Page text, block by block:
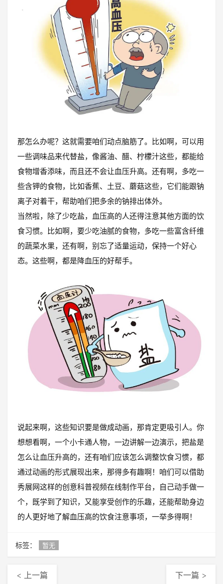
那怎么办呢？这就需要咱们动点脑筋了。比如啊，可以用
一些调味品来代替盐，像酱油、醋、柠檬汁这些，都能给
食物增香添味，而且还不会让血压升高。还有啊，多吃一
些含钾的食物，比如香蕉、土豆、蘑菇这些，它们能跟钠
离子对着干，帮助咱们把多余的钠排出体外。
当然啦，除了少吃盐，血压高的人还得注意其他方面的饮
食习惯。比如啊，要少吃油腻的食物，多吃一些富含纤维
的蔬菜水果，还有啊，别忘了适量运动，保持一个好心
态。这些啊，都是降血压的好帮手。
说起来啊，这些知识要是做成动画，那肯定更吸引人。你
想想看啊，一个小卡通人物，一边讲解一边演示，把盐是
怎么让血压升高的，还有咱们应该怎么调整饮食习惯，都
通过动画的形式展现出来，那得多有趣啊！咱们可以借助
秀展网这样的创意科普视频在线制作平台，自己动手做一
个，既学到了知识，又能享受创作的乐趣，还能帮助身边
的人更好地了解血压高的饮食注意事项，一举多得啊！
标签： 暂无
< 上一篇 下一篇 >